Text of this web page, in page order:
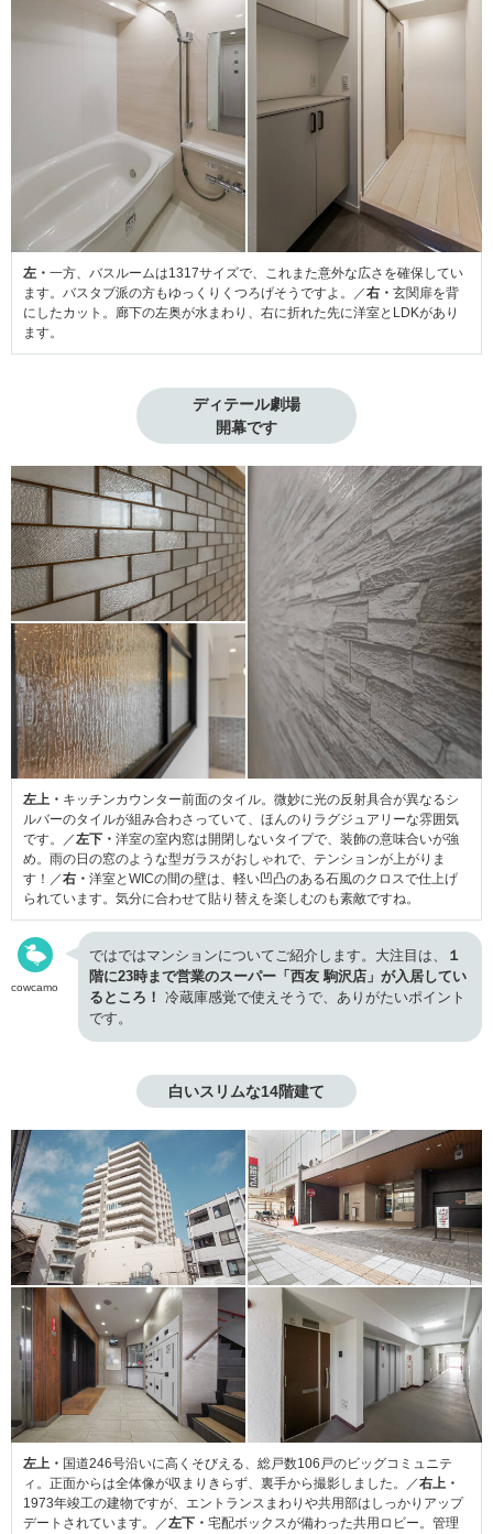
左・ 一方、バスルームは1317サイズで、これまた意外な広さを確保してい
ます。バスタブ派の方もゆっくりくつろげそうですよ。／右・ 玄関扉を背
にしたカット。廊下の左奥が水まわり、右に折れた先に洋室とLDKがあり
ます。
ディテール劇場
開幕です
左上・ キッチンカウンター前面のタイル。微妙に光の反射具合が異なるシ
ルバーのタイルが組み合わさっていて、ほんのりラグジュアリーな雰囲気
です。／左下・ 洋室の室内窓は開閉しないタイプで、装飾の意味合いが強
め。雨の日の窓のような型ガラスがおしゃれで、テンションが上がりま
す！／右・ 洋室とWICの間の壁は、軽い凹凸のある石風のクロスで仕上げ
られています。気分に合わせて貼り替えを楽しむのも素敵ですね。
cowcamo
ではではマンションについてご紹介します。大注目は、
１
階に23時まで営業のスーパー「西友 駒沢店」が入居してい
るところ！ 冷蔵庫感覚で使えそうで、ありがたいポイント
です。
白いスリムな14階建て
左上・ 国道246号沿いに高くそびえる、総戸数106戸のビッグコミュニテ
ィ。正面からは全体像が収まりきらず、裏手から撮影しました。／右上・
1973年竣工の建物ですが、エントランスまわりや共用部はしっかりアップ
デートされています。／左下・ 宅配ボックスが備わった共用ロビー。管理